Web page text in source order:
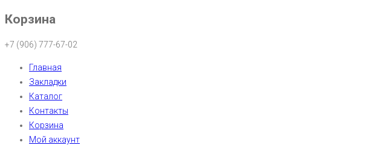
Корзина
+7 (906) 777-67-02
Главная
Закладки
Каталог
Контакты
Корзина
Мой аккаунт